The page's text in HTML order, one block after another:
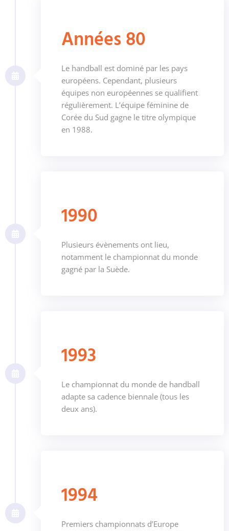
Années 80
Le handball est dominé par les pays
européens. Cependant, plusieurs
équipes non européennes se qualifient
régulièrement. L’équipe féminine de
Corée du Sud gagne le titre olympique
en 1988.
1990
Plusieurs évènements ont lieu,
notamment le championnat du monde
gagné par la Suède.
1993
Le championnat du monde de handball
adapte sa cadence biennale (tous les
deux ans).
1994
Premiers championnats d’Europe